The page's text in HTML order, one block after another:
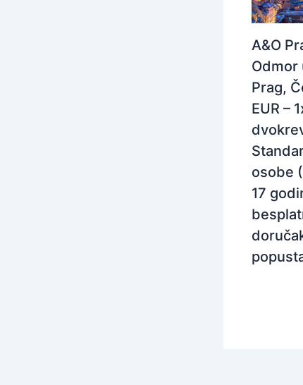
A&O
Odmor
Prag,
EUR –
osobe
17